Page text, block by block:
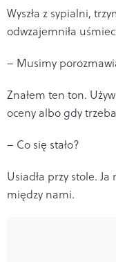
Wyszła z sypialni,
odwzajemniła
– Musimy
Znałem ten ton.
oceny albo gdy
– Co się stało?
Usiadła przy stole.
między nami.